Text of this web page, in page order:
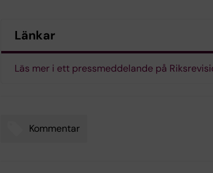
Länkar
Läs mer i ett pressmeddelande på
Kommentar